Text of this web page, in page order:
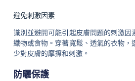
避免刺激因素
識別並避開可能引起皮膚問題的刺激因
織物或食物。穿著寬鬆、透氣的衣物
少對皮膚的摩擦和刺激。
防曬保護